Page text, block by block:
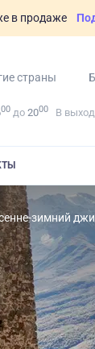
в продаже
страны
00 до 2000 В
зимний